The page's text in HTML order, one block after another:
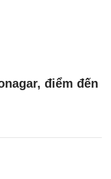
điểm đến